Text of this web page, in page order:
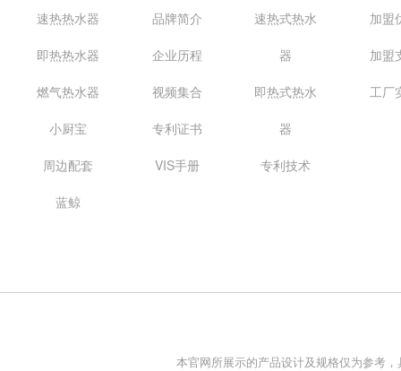
速热热水器
即热热水器
燃气热水器
小厨宝
周边配套
蓝鲸
品牌简介
企业历程
视频集合
专利证书
VIS手册
速热式热水
器
即热式热水
器
专利技术
加盟
加盟
工厂
本官网所展示的产品设计及规格仅为参考